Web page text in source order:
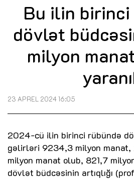
Bu ilin
dövlət
milyon
23 APREL 2024 16:05
2024-cü ilin birinci rübündə
gəlirləri 9234,3 milyon
milyon manat olub, 821,7
dövlət büdcəsinin artıqlığı